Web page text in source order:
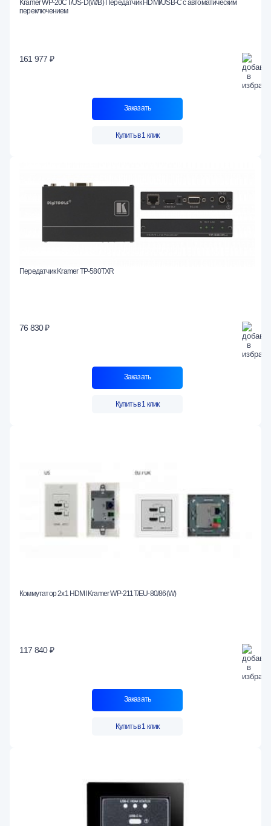
Kramer WP-20CT/US-D(W/B) Передатчик HDMI/USB-C с автоматическим
переключением
161 977 ₽
Заказать
Купить в 1 клик
Передатчик Kramer TP-580TXR
76 830 ₽
Заказать
Купить в 1 клик
Коммутатор 2х1 HDMI Kramer WP-211T/EU-80/86(W)
117 840 ₽
Заказать
Купить в 1 клик